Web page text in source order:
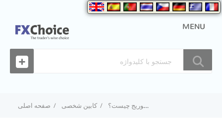
MENU
صفحه اصلی کابین شخصی حداکثر لوریج چیست؟